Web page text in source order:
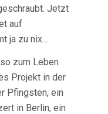
Jetzt
auf
ja zu nix…
zum Leben
Projekt in der
Pfingsten, ein
in Berlin, ein